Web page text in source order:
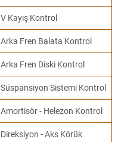
V Kayış Kontrol
Arka Fren Balata Kontrol
Arka Fren Diski Kontrol
Süspansiyon Sistemi Kontrol
Amortisör - Helezon Kontrol
Direksiyon - Aks Körük